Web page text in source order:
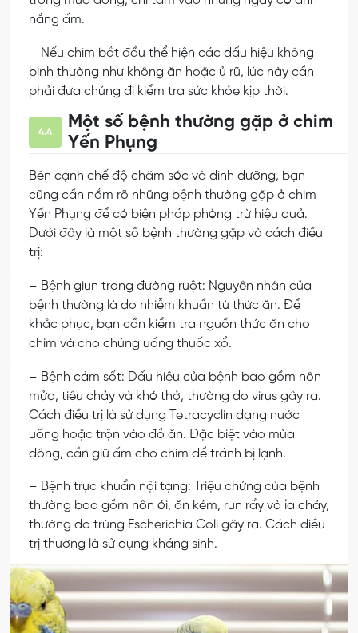
nắng ấm.
– Nếu chim bắt đầu thể hiện các dấu hiệu không
bình thường như không ăn hoặc ủ rũ, lúc này cần
phải đưa chúng đi kiểm tra sức khỏe kịp thời.
4.4
Một số bệnh thường gặp ở chim
Yến Phụng
Bên cạnh chế độ chăm sóc và dinh dưỡng, bạn
cũng cần nắm rõ những bệnh thường gặp ở chim
Yến Phụng để có biện pháp phòng trừ hiệu quả.
Dưới đây là một số bệnh thường gặp và cách điều
trị:
– Bệnh giun trong đường ruột: Nguyên nhân của
bệnh thường là do nhiễm khuẩn từ thức ăn. Để
khắc phục, bạn cần kiểm tra nguồn thức ăn cho
chim và cho chúng uống thuốc xổ.
– Bệnh cảm sốt: Dấu hiệu của bệnh bao gồm nôn
mửa, tiêu chảy và khó thở, thường do virus gây ra.
Cách điều trị là sử dụng Tetracyclin dạng nước
uống hoặc trộn vào đồ ăn. Đặc biệt vào mùa
đông, cần giữ ấm cho chim để tránh bị lạnh.
– Bệnh trực khuẩn nội tạng: Triệu chứng của bệnh
thường bao gồm nôn ói, ăn kém, run rẩy và ỉa chảy,
thường do trùng Escherichia Coli gây ra. Cách điều
trị thường là sử dụng kháng sinh.